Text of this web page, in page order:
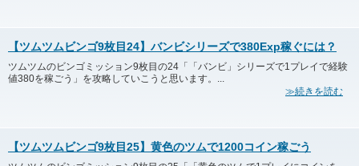
【ツムツムビンゴ9枚目24】バンビシリーズで380Exp稼ぐには？
ツムツムのビンゴミッション9枚目の24「「バンビ」シリーズで1プレイで経験
値380を稼ごう」を攻略していこうと思います。...
≫続きを読む
【ツムツムビンゴ9枚目25】黄色のツムで1200コイン稼ごう